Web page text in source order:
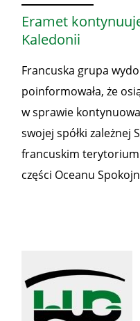
świata
Eramet
Kaledonii
Francuska grupa
poinformowała, że
w sprawie
swojej spółki zależnej
francuskim
części Oceanu